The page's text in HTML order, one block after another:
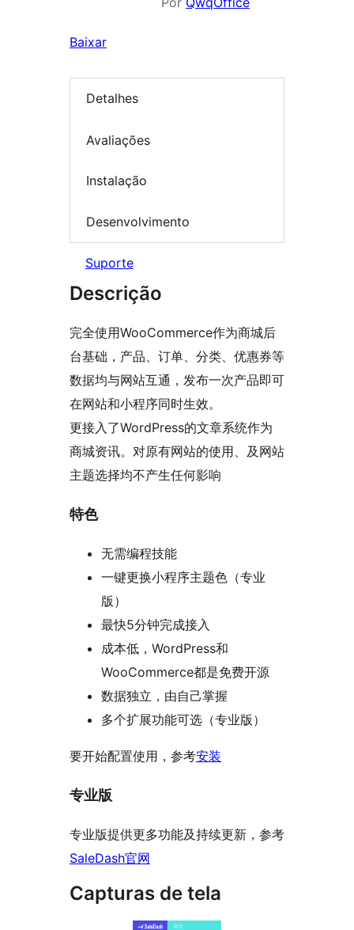
Baixar
Detalhes
Avaliações
Instalação
Desenvolvimento
Suporte
Descrição
完全使用WooCommerce作为商城后
台基础，产品、订单、分类、优惠券等
数据均与网站互通，发布一次产品即可
在网站和小程序同时生效。
更接入了WordPress的文章系统作为
商城资讯。对原有网站的使用、及网站
主题选择均不产生任何影响
特色
无需编程技能
一键更换小程序主题色（专业
版）
最快5分钟完成接入
成本低，WordPress和
WooCommerce都是免费开源
数据独立，由自己掌握
多个扩展功能可选（专业版）
要开始配置使用，参考安装
专业版
专业版提供更多功能及持续更新，参考
SaleDash官网
Capturas de tela